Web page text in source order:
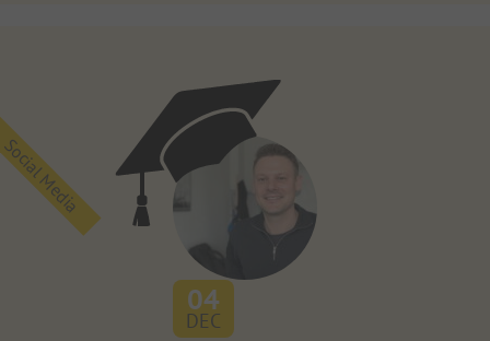
Social Media
04
DEC